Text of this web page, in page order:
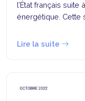
l’État français suite
énergétique. Cette
Lire la suite